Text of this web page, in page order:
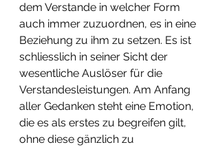
dem Verstande in welcher Form
auch immer zuzuordnen, es in eine
Beziehung zu ihm zu setzen. Es ist
schliesslich in seiner Sicht der
wesentliche Auslöser für die
Verstandesleistungen. Am Anfang
aller Gedanken steht eine Emotion,
die es als erstes zu begreifen gilt,
ohne diese gänzlich zu